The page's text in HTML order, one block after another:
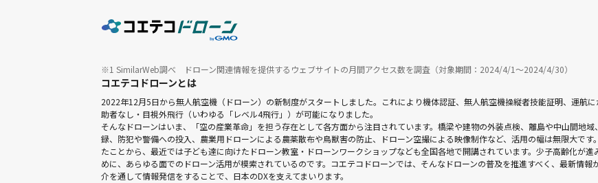
※1 SimilarWeb調べ ドローン関連情報を提供するウェブサイトの月間アクセス数を調査（対象期間：2024/4/1〜2024/4/30）
コエテコドローンとは
2022年12月5日から無人航空機（ドローン）の新制度がスタートしました。これにより機体認証、無人航空機操縦者技能証明、運航
助者なし・目視外飛行（いわゆる「レベル4飛行」）が可能になりました。
そんなドローンはいま、「空の産業革命」を担う存在として各方面から注目されています。橋梁や建物の外装点検、離島や中山間地
録、防犯や警備への投入、農業用ドローンによる農薬散布や鳥獣害の防止、ドローン空撮による映像制作など、活用の幅は無限大で
たことから、最近では子ども達に向けたドローン教室・ドローンワークショップなども全国各地で開講されています。少子高齢化が
めに、あらゆる面でのドローン活用が模索されているのです。コエテコドローンでは、そんなドローンの普及を推進すべく、最新情
介を通して情報発信をすることで、日本のDXを支えてまいります。